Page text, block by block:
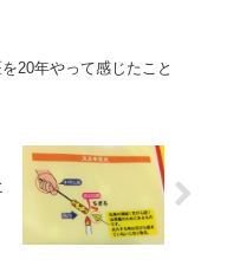
20年やって感じたこと